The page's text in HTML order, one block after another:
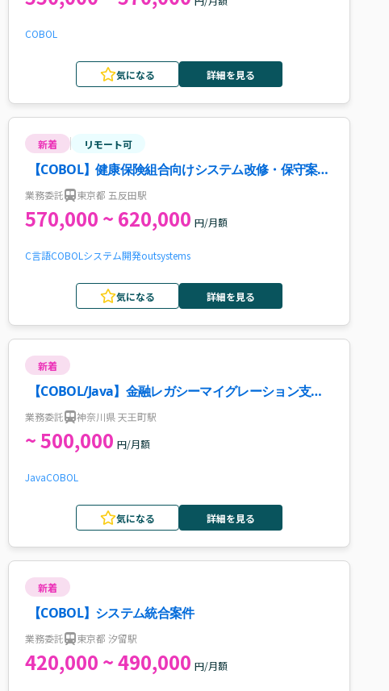
COBOL
気になる 詳細を見る
新着 リモート可
【COBOL】健康保険組合向けシステム改修・保守案
件・求人
業務委託 東京都 五反田駅
570,000 ~ 620,000 円/月額
C言語COBOL システム開発outsystems
気になる 詳細を見る
新着
【COBOL/Java】金融レガシーマイグレーション支援
案件・求人
業務委託 神奈川県 天王町駅
~ 500,000 円/月額
JavaCOBOL
気になる 詳細を見る
新着
【COBOL】システム統合案件
業務委託 東京都 汐留駅
420,000 ~ 490,000 円/月額